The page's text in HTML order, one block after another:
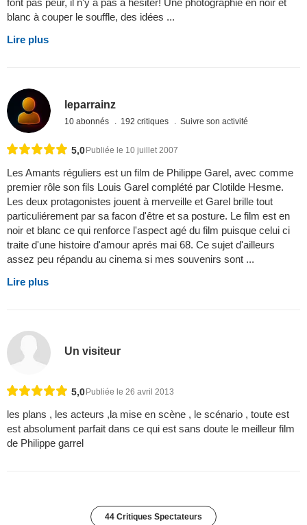
font pas peur, il n'y a pas à hésiter! Une photographie en noir et
blanc à couper le souffle, des idées ...
Lire plus
leparrainz
10 abonnés 192 critiques Suivre son activité
5,0Publiée le 10 juillet 2007
Les Amants réguliers est un film de Philippe Garel, avec comme
premier rôle son fils Louis Garel complété par Clotilde Hesme.
Les deux protagonistes jouent à merveille et Garel brille tout
particuliérement par sa facon d'être et sa posture. Le film est en
noir et blanc ce qui renforce l'aspect agé du film puisque celui ci
traite d'une histoire d'amour aprés mai 68. Ce sujet d'ailleurs
assez peu répandu au cinema si mes souvenirs sont ...
Lire plus
Un visiteur
5,0 Publiée le 26 avril 2013
les plans , les acteurs ,la mise en scène , le scénario , toute est
est absolument parfait dans ce qui est sans doute le meilleur film
de Philippe garrel
44 Critiques Spectateurs